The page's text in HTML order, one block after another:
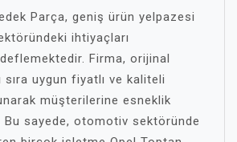
Parça, geniş ürün yelpazesi
ihtiyaçları
Firma, orijinal
sıra uygun fiyatlı ve kaliteli
müşterilerine esneklik
Bu sayede, otomotiv sektöründe